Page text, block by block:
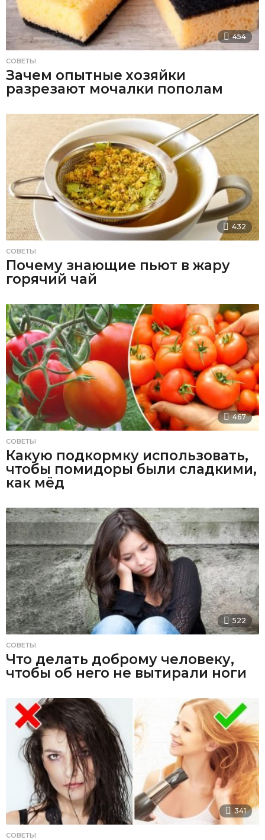
454
СОВЕТЫ
Зачем опытные хозяйки
разрезают мочалки пополам
432
СОВЕТЫ
Почему знающие пьют в жару
горячий чай
467
СОВЕТЫ
Какую подкормку использовать,
чтобы помидоры были сладкими,
как мёд
522
СОВЕТЫ
Что делать доброму человеку,
чтобы об него не вытирали ноги
341
СОВЕТЫ